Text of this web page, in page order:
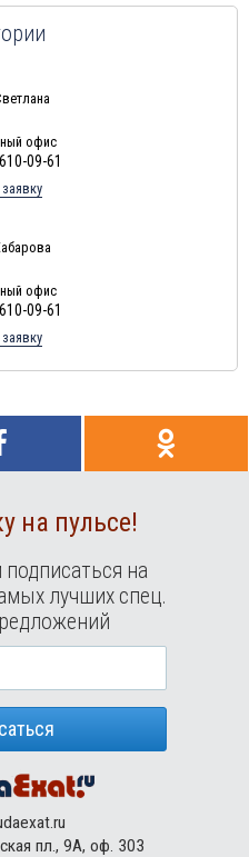
Республика
офис
09-61
офис
09-61
на пульсе!
на
лучших спец.
пл., 9А, оф. 303